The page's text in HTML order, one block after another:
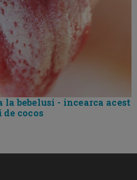
la bebelusi - incearca acest
cocos